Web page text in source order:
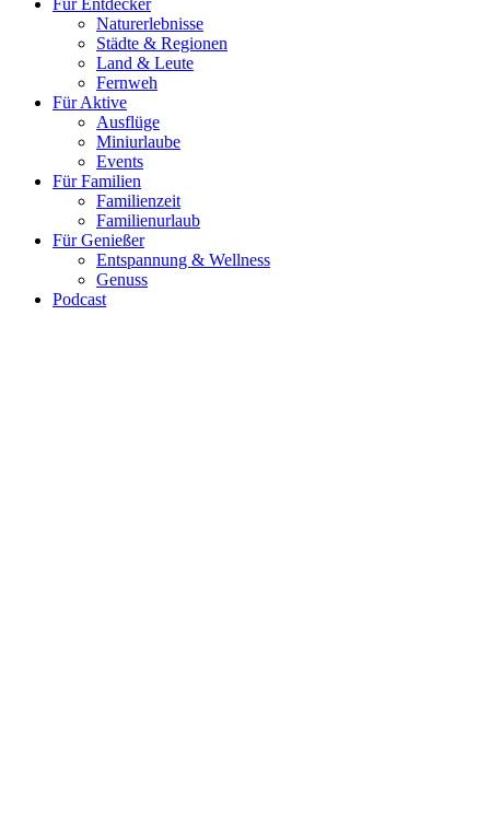
Naturerlebnisse
Städte & Regionen
Land & Leute
Fernweh
Für Aktive
Ausflüge
Miniurlaube
Events
Für Familien
Familienzeit
Familienurlaub
Für Genießer
Entspannung & Wellness
Genuss
Podcast